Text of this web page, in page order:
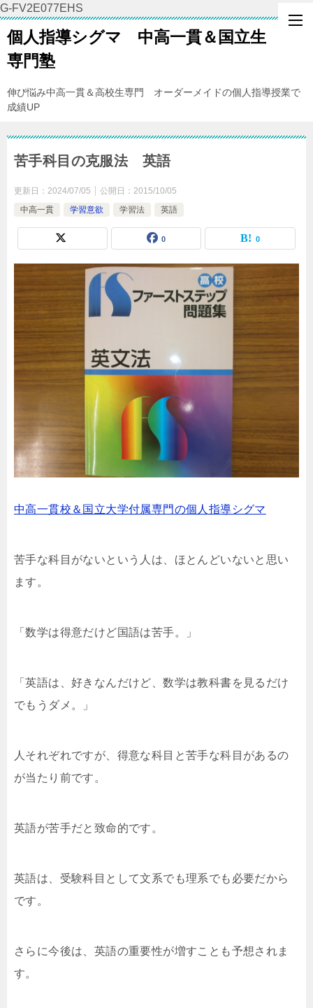
G-FV2E077EHS
個人指導シグマ 中高一貫＆国立生
専門塾
伸び悩み中高一貫＆高校生専門 オーダーメイドの個人指導授業で
成績UP
苦手科目の克服法 英語
更新日： 2024/07/05 公開日： 2015/10/05
中高一貫
学習意欲 学習法 英語
0 0
中高一貫校＆国立大学付属専門の個人指導シグマ
苦手な科目がないという人は、ほとんどいないと思い
ます。
「数学は得意だけど国語は苦手。」
「英語は、好きなんだけど、数学は教科書を見るだけ
でもうダメ。」
人それぞれですが、得意な科目と苦手な科目があるの
が当たり前です。
英語が苦手だと致命的です。
英語は、受験科目として文系でも理系でも必要だから
です。
さらに今後は、英語の重要性が増すことも予想されま
す。